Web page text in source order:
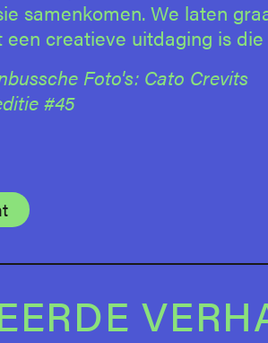
samenkomen. We laten
creatieve uitdaging is
Foto's: Cato Crevits
#45